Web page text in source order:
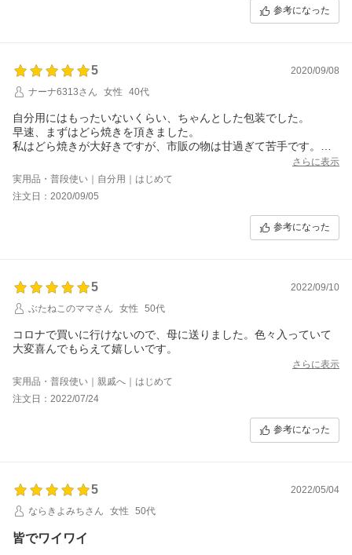
参考になった
5
2020/09/08
ナーナ6313さん
女性 40代
自分用にはもったいないくらい、ちゃんとした包装でした。
早速、まずはどら焼きを頂きました。
私はどら焼きが大好きですが、市販の物は甘過ぎて苦手です。
こちらのどら焼きは皮がベタベタしてなくて甘過ぎず、何よりあ
んこも美味しいです。
甘過ぎず、ぎっしりとあんこが詰まっていて、水っぽいあんこで
はなく、しっかりとあずきを感じられます。
さらに表示
実用品・普段使い｜自分用｜はじめて
注文日：2020/09/05
参考になった
5
2022/09/10
ぶたねこのママさん
女性 50代
コロナで買いに行けないので、母に送りました。色々入っていて
大変喜んでもらえて嬉しいです。
さらに表示
実用品・普段使い｜親戚へ｜はじめて
注文日：2022/07/24
参考になった
5
2022/05/04
ならきよみちさん
女性 50代
皆でワイワイ